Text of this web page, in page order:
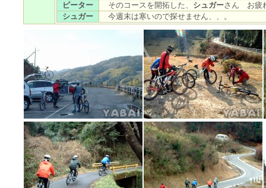
ピーター
そのコースを開拓した、 シュガーさん お疲
シュガー
今週末は寒いので探せません、、。